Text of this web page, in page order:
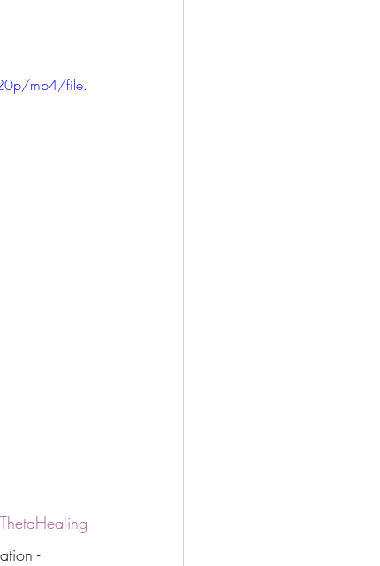
mp4/file.
-